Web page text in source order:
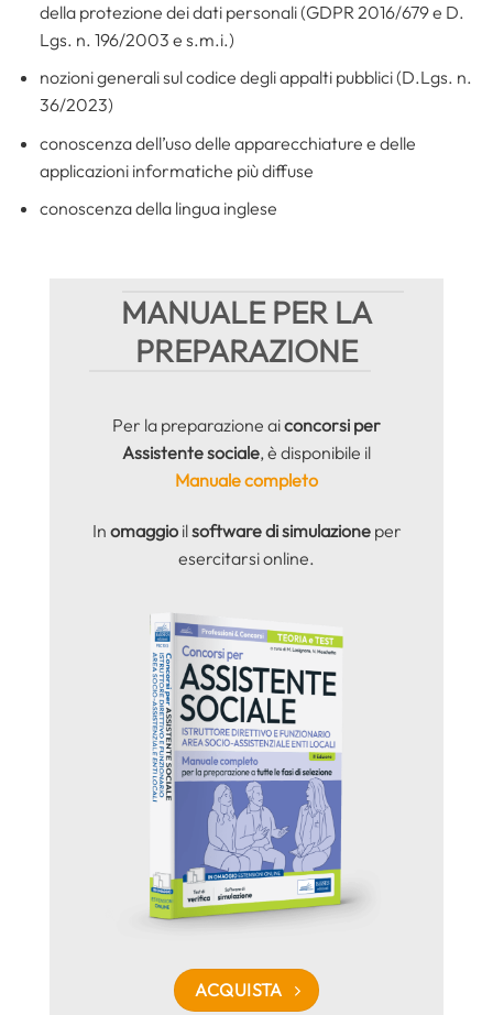
della protezione dei dati personali (GDPR 2016/679 e D.
Lgs. n. 196/2003 e s.m.i.)
nozioni generali sul codice degli appalti pubblici (D.Lgs. n.
36/2023)
conoscenza dell’uso delle apparecchiature e delle
applicazioni informatiche più diffuse
conoscenza della lingua inglese
MANUALE PER LA
PREPARAZIONE
Per la preparazione aiconcorsi per
Assistente sociale, è disponibile il
Manuale completo
In omaggioilsoftware di simulazioneper
esercitarsi online.
ACQUISTA